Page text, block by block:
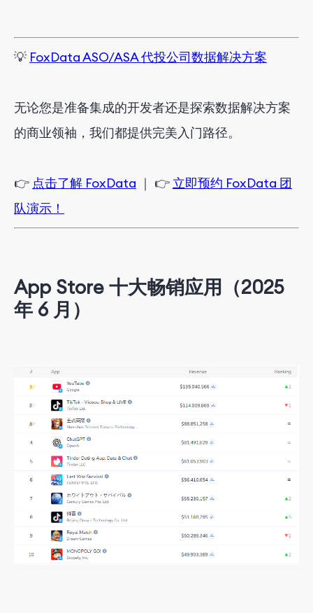
💡 FoxData ASO/ASA 代投公司数据解决方案
无论您是准备集成的开发者还是探索数据解决方案
的商业领袖，我们都提供完美入门路径。
👉 点击了解 FoxData ｜ 👉 立即预约 FoxData 团
队演示！
App Store 十大畅销应用（2025
年 6 月）